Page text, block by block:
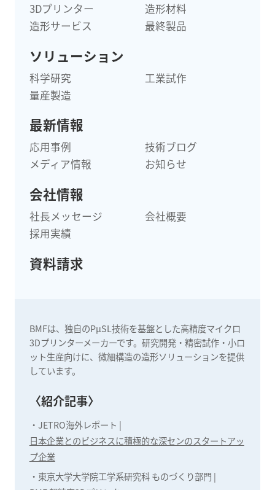
3Dプリンター
造形材料
造形サービス
最終製品
ソリューション
科学研究
工業試作
量産製造
最新情報
応用事例
技術ブログ
メディア情報
お知らせ
会社情報
社長メッセージ
会社概要
採用実績
資料請求
BMFは、独自のPµSL技術を基盤とした高精度マイクロ
3Dプリンターメーカーです。研究開発・精密試作・小ロ
ット生産向けに、微細構造の造形ソリューションを提供
しています。
〈紹介記事〉
・ JETRO海外レポート |
日本企業とのビジネスに積極的な深センのスタートアッ
プ企業
・ 東京大学大学院工学系研究科 ものづくり部門 |